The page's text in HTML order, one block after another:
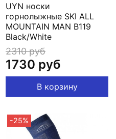
UYN носки
горнолыжные SKI ALL
MOUNTAIN MAN B119
Black/White
2310 руб
1730 руб
В корзину
-25%